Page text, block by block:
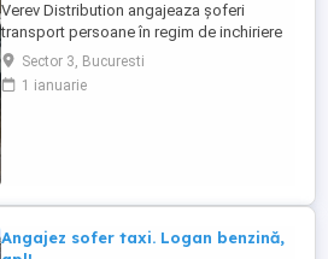
Verev Distribution angajeaza șoferi
transport persoane în regim de inchiriere
cu atestat pe mașini 2022 și 2023.
Sector 3, Bucuresti
1 ianuarie
Angajez sofer taxi. Logan benzină,